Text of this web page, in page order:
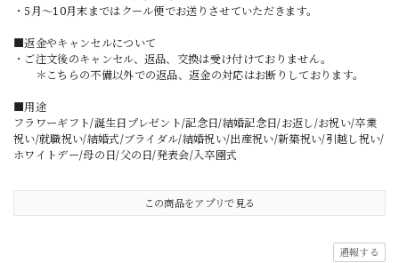
・5月〜10月末まではクール便でお送りさせていただきます。
■返金やキャンセルについて
・ご注文後のキャンセル、返品、交換は受け付けておりません。
＊こちらの不備以外での返品、返金の対応はお断りしております。
■用途
フラワーギフト/誕生日プレゼント/記念日/結婚記念日/お返し/お祝い/卒業
祝い/就職祝い/結婚式/ブライダル/結婚祝い/出産祝い/新築祝い/引越し祝い/
ホワイトデー/母の日/父の日/発表会/入卒園式
この商品をアプリで見る
通報する